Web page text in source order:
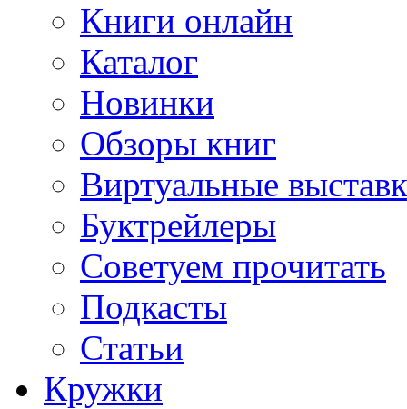
Книги онлайн
Каталог
Новинки
Обзоры книг
Виртуальные
Буктрейлеры
Советуем прочитать
Подкасты
Статьи
Кружки